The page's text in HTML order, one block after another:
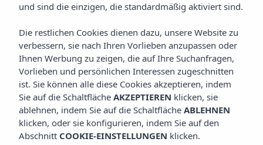
und sind die einzigen, die standardmäßig aktiviert sind.
Die restlichen Cookies dienen dazu, unsere Website zu
verbessern, sie nach Ihren Vorlieben anzupassen oder
Ihnen Werbung zu zeigen, die auf Ihre Suchanfragen,
Vorlieben und persönlichen Interessen zugeschnitten
ist. Sie können alle diese Cookies akzeptieren, indem
Sie auf die Schaltfläche AKZEPTIEREN klicken, sie
ablehnen, indem Sie auf die Schaltfläche ABLEHNEN
klicken, oder sie konfigurieren, indem Sie auf den
Abschnitt COOKIE-EINSTELLUNGEN klicken.